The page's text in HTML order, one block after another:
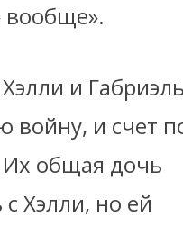
вообще».
и
войну, и счет
общая дочь
с Хэлли, но ей